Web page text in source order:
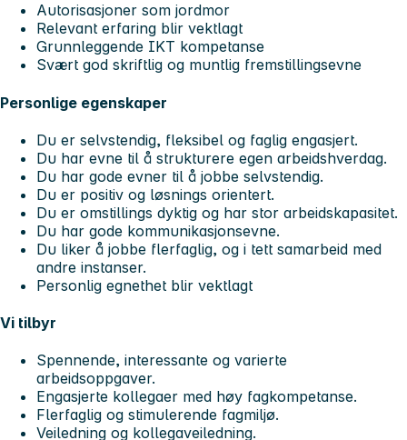
Autorisasjoner som jordmor
Relevant erfaring blir vektlagt
Grunnleggende IKT kompetanse
Svært god skriftlig og muntlig fremstillingsevne
Personlige egenskaper
Du er selvstendig, fleksibel og faglig engasjert.
Du har evne til å strukturere egen arbeidshverdag.
Du har gode evner til å jobbe selvstendig.
Du er positiv og løsnings orientert.
Du er omstillings dyktig og har stor arbeidskapasitet.
Du har gode kommunikasjonsevne.
Du liker å jobbe flerfaglig, og i tett samarbeid med
andre instanser.
Personlig egnethet blir vektlagt
Vi tilbyr
Spennende, interessante og varierte
arbeidsoppgaver.
Engasjerte kollegaer med høy fagkompetanse.
Flerfaglig og stimulerende fagmiljø.
Veiledning og kollegaveiledning.